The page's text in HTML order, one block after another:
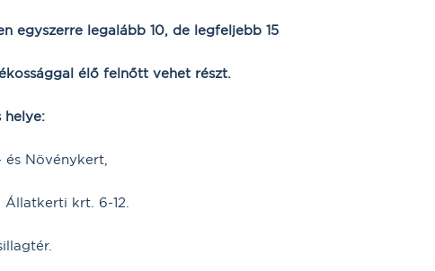
egyszerre legalább 10, de legfeljebb 15
élő felnőtt vehet részt.
helye:
Növénykert,
Állatkerti krt. 6-12.